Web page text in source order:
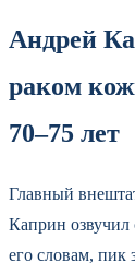
Андрей
раком
70–75 лет
Главный
Каприн озвучил
его словам, пик